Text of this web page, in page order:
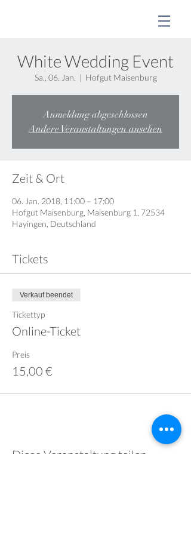
White Wedding Event
Sa., 06. Jan.
  |
Hofgut Maisenburg
Anmeldung abgeschlossen
Andere Veranstaltungen ansehen
Zeit & Ort
06. Jan. 2018, 11:00 – 17:00
Hofgut Maisenburg, Maisenburg 1, 72534
Hayingen, Deutschland
Tickets
Verkauf beendet
Tickettyp
Online-Ticket
Preis
15,00 €
Diese Veranstaltung teilen